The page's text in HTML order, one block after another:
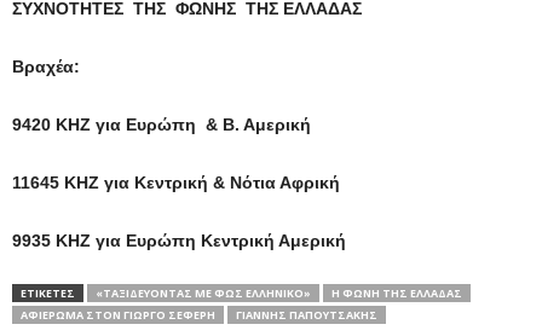
ΣΥΧΝΟΤΗΤΕΣ ΤΗΣ ΦΩΝΗΣ ΤΗΣ ΕΛΛΑΔΑΣ
Βραχέα:
9420 ΚΗΖ για Ευρώπη & Β. Αμερική
11645 KHZ για Κεντρική & Νότια Αφρική
9935 KHZ για Ευρώπη Κεντρική Αμερική
ΕΤΙΚΕΤΕΣ «ΤΑΞΙΔΕΎΟΝΤΑΣ ΜΕ ΦΩΣ ΕΛΛΗΝΙΚΌ»
H ΦΩΝΉ ΤΗΣ ΕΛΛΆΔΑΣ
ΑΦΙΈΡΩΜΑ ΣΤΟΝ ΓΙΏΡΓΟ ΣΕΦΈΡΗ
ΓΙΆΝΝΗΣ ΠΑΠΟΥΤΣΆΚΗΣ